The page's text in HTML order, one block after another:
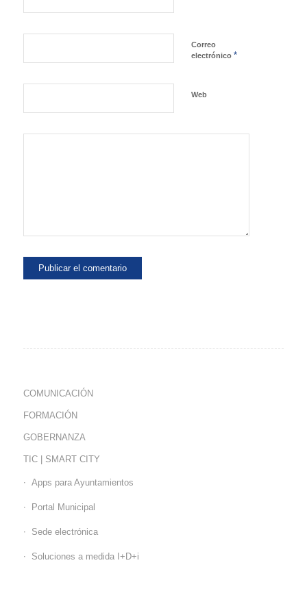
Correo
electrónico *
Web
COMUNICACIÓN
FORMACIÓN
GOBERNANZA
TIC | SMART CITY
Apps para Ayuntamientos
Portal Municipal
Sede electrónica
Soluciones a medida I+D+i